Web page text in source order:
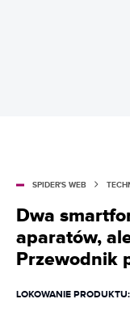
SPIDER'S WEB
Dwa
aparatów,
Przewodnik
LOKOWANIE PRODUKTU